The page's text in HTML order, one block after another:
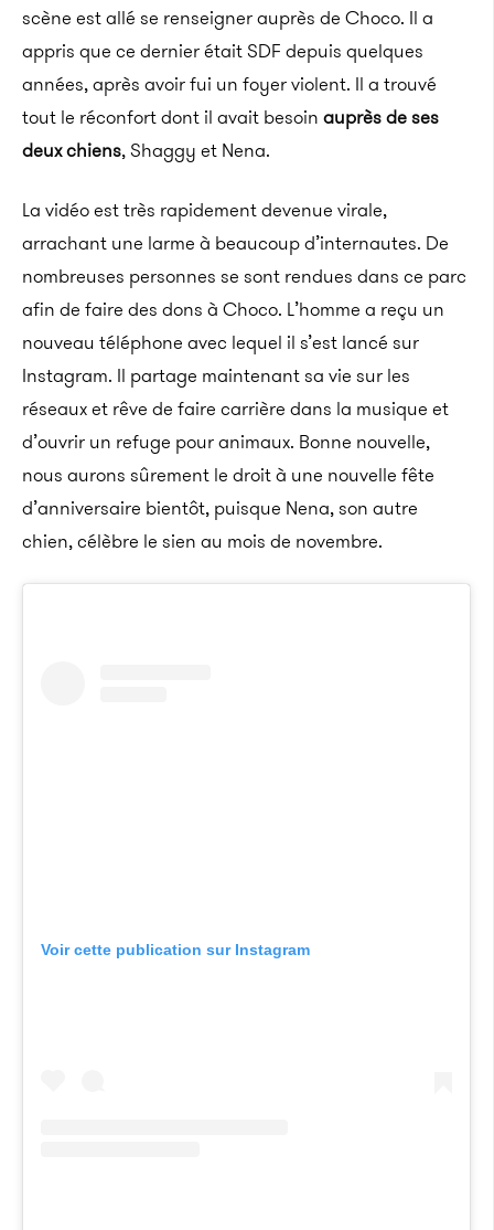
scène est allé se renseigner auprès de Choco. Il a
appris que ce dernier était SDF depuis quelques
années, après avoir fui un foyer violent. Il a trouvé
tout le réconfort dont il avait besoin auprès de ses
deux chiens, Shaggy et Nena.
La vidéo est très rapidement devenue virale,
arrachant une larme à beaucoup d’internautes. De
nombreuses personnes se sont rendues dans ce parc
afin de faire des dons à Choco. L’homme a reçu un
nouveau téléphone avec lequel il s’est lancé sur
Instagram. Il partage maintenant sa vie sur les
réseaux et rêve de faire carrière dans la musique et
d’ouvrir un refuge pour animaux. Bonne nouvelle,
nous aurons sûrement le droit à une nouvelle fête
d’anniversaire bientôt, puisque Nena, son autre
chien, célèbre le sien au mois de novembre.
Voir cette publication sur Instagram